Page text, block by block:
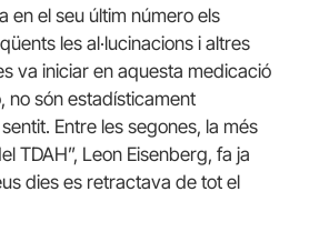
en el seu últim número els
les al·lucinacions i altres
va iniciar en aquesta medicació
no són estadísticament
Entre les segones, la més
TDAH”, Leon Eisenberg, fa ja
dies es retractava de tot el